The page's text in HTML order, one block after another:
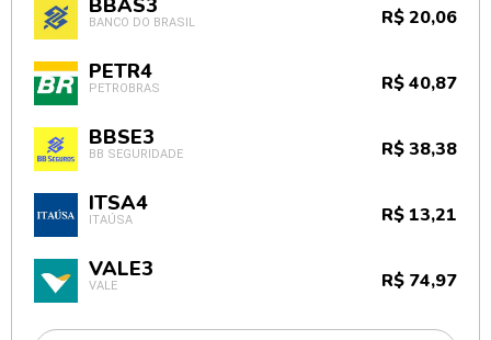
BANCO DO BRASIL R$ 20,06
PETR4
PETROBRAS R$ 40,87
BBSE3
BB SEGURIDADE R$ 38,38
ITSA4
ITAÚSA R$ 13,21
VALE3
VALE R$ 74,97